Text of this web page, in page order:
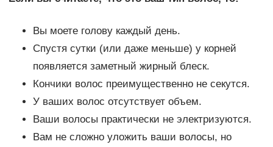
Вы моете голову каждый день.
Спустя сутки (или даже меньше) у корней
появляется заметный жирный блеск.
Кончики волос преимущественно не секутся.
У ваших волос отсутствует объем.
Ваши волосы практически не электризуются.
Вам не сложно уложить ваши волосы, но